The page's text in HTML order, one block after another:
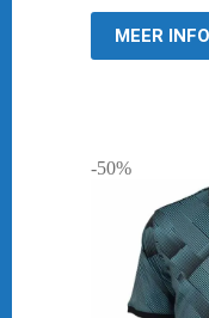
MEER
-50%